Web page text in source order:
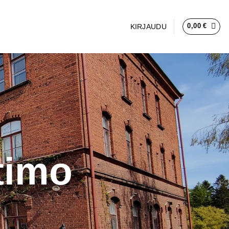
KIRJAUDU 0,00€